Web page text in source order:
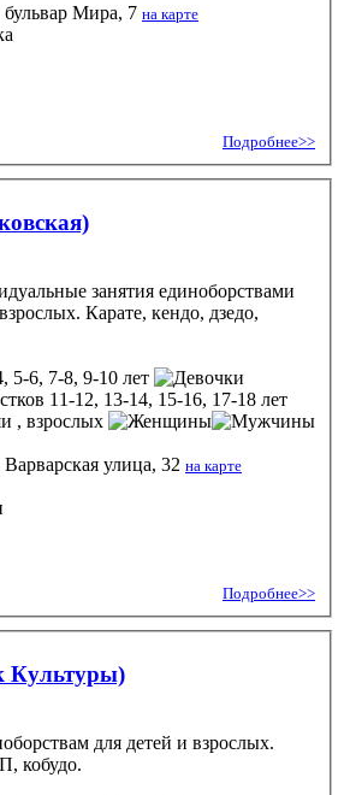
Мира, 7 на карте
Подробнее>>
занятия единоборствами
Карате, кендо, дзедо,
5-6, 7-8, 9-10 лет
11-12, 13-14, 15-16, 17-18 лет
, взрослых
улица, 32 на карте
Подробнее>>
Культуры)
для детей и взрослых.
кобудо.